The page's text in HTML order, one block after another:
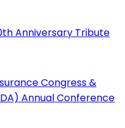
Congress &
Annual Conference